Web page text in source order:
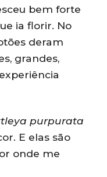
bem forte
ia florir. No
deram
grandes,
purpurata
E elas são
onde me